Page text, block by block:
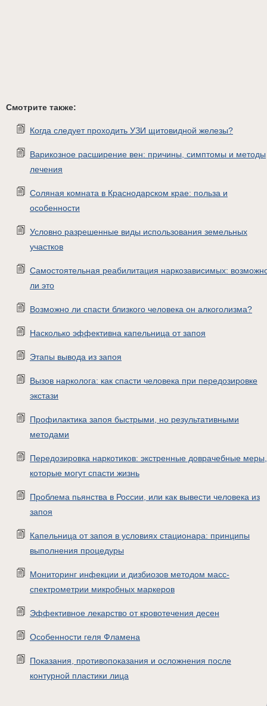
Смотрите также:
Когда следует проходить УЗИ щитовидной железы?
Варикозное расширение вен: причины, симптомы и методы
лечения
Соляная комната в Краснодарском крае: польза и
особенности
Условно разрешенные виды использования земельных
участков
Самостоятельная реабилитация наркозависимых:
ли это
Возможно ли спасти близкого человека он алкоголизма?
Насколько эффективна капельница от запоя
Этапы вывода из запоя
Вызов нарколога: как спасти человека при передозировке
экстази
Профилактика запоя быстрыми, но результативными
методами
Передозировка наркотиков: экстренные доврачебные меры,
которые могут спасти жизнь
Проблема пьянства в России, или как вывести человека из
запоя
Капельница от запоя в условиях стационара: принципы
выполнения процедуры
Мониторинг инфекции и дизбиозов методом масс-
спектрометрии микробных маркеров
Эффективное лекарство от кровотечения десен
Особенности геля Фламена
Показания, противопоказания и осложнения после
контурной пластики лица